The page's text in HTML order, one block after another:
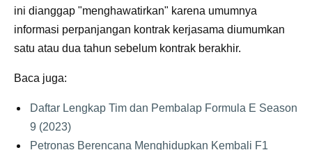
ini dianggap "menghawatirkan" karena umumnya
informasi perpanjangan kontrak kerjasama diumumkan
satu atau dua tahun sebelum kontrak berakhir.
Baca juga:
Daftar Lengkap Tim dan Pembalap Formula E Season
9 (2023)
Petronas Berencana Menghidupkan Kembali F1